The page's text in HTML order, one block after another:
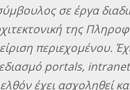
σε έργα
της
περιεχομένου.
portals,
έχει ασχοληθεί